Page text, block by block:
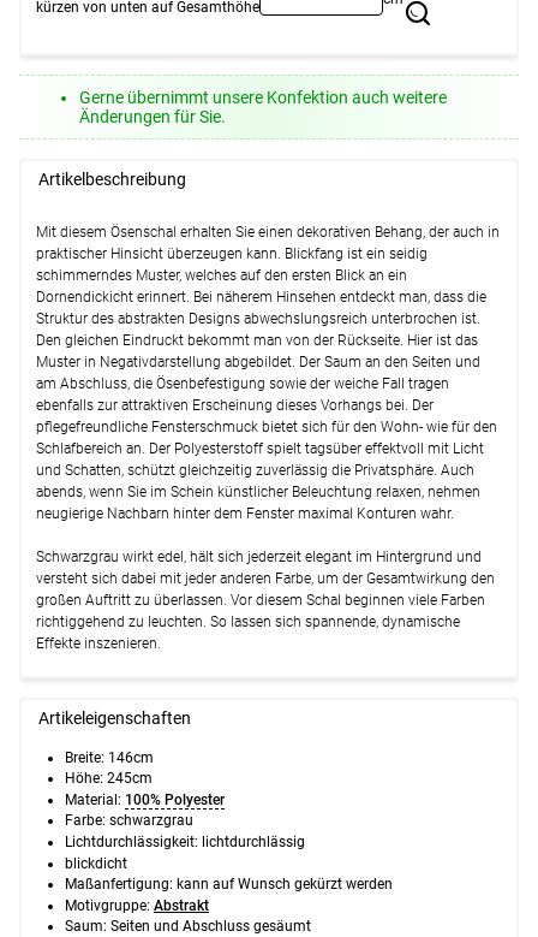
Weiter
kürzen von unten auf Gesamthöhe
Gerne übernimmt unsere Konfektion auch weitere
Änderungen für Sie.
Artikelbeschreibung
Mit diesem Ösenschal erhalten Sie einen dekorativen Behang, der auch in
praktischer Hinsicht überzeugen kann. Blickfang ist ein seidig
schimmerndes Muster, welches auf den ersten Blick an ein
Dornendickicht erinnert. Bei näherem Hinsehen entdeckt man, dass die
Struktur des abstrakten Designs abwechslungsreich unterbrochen ist.
Den gleichen Eindruckt bekommt man von der Rückseite. Hier ist das
Muster in Negativdarstellung abgebildet. Der Saum an den Seiten und
am Abschluss, die Ösenbefestigung sowie der weiche Fall tragen
ebenfalls zur attraktiven Erscheinung dieses Vorhangs bei. Der
pflegefreundliche Fensterschmuck bietet sich für den Wohn- wie für den
Schlafbereich an. Der Polyesterstoff spielt tagsüber effektvoll mit Licht
und Schatten, schützt gleichzeitig zuverlässig die Privatsphäre. Auch
abends, wenn Sie im Schein künstlicher Beleuchtung relaxen, nehmen
neugierige Nachbarn hinter dem Fenster maximal Konturen wahr.
Schwarzgrau wirkt edel, hält sich jederzeit elegant im Hintergrund und
versteht sich dabei mit jeder anderen Farbe, um der Gesamtwirkung den
großen Auftritt zu überlassen. Vor diesem Schal beginnen viele Farben
richtiggehend zu leuchten. So lassen sich spannende, dynamische
Effekte inszenieren.
Artikeleigenschaften
Breite: 146cm
Höhe: 245cm
Material: 100% Polyester
Farbe: schwarzgrau
Lichtdurchlässigkeit: lichtdurchlässig
blickdicht
Maßanfertigung: kann auf Wunsch gekürzt werden
Motivgruppe: Abstrakt
Saum: Seiten und Abschluss gesäumt